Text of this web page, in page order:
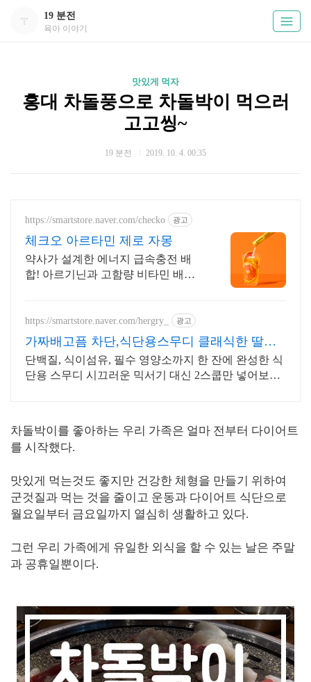
19 분전
육아 이야기
맛있게 먹자
홍대 차돌풍으로 차돌박이 먹으러
고고씽~
19 분전 2019. 10. 4. 00:35
https://smartstore.naver.com/checko 광고
체크오 아르타민 제로 자몽
약사가 설계한 에너지 급속충전 배
합! 아르기닌과 고함량 비타민 배합
https://smartstore.naver.com/hergry_ 광고
가짜배고픔 차단,식단용스무디 클래식한 딸기
요거트맛
단백질, 식이섬유, 필수 영양소까지 한 잔에 완성한 식
단용 스무디 시끄러운 믹서기 대신 2스쿱만 넣어보세
차돌박이를 좋아하는 우리 가족은 얼마 전부터 다이어트
를 시작했다.
맛있게 먹는것도 좋지만 건강한 체형을 만들기 위하여
군것질과 먹는 것을 줄이고 운동과 다이어트 식단으로
월요일부터 금요일까지 열심히 생활하고 있다.
그런 우리 가족에게 유일한 외식을 할 수 있는 날은 주말
과 공휴일뿐이다.